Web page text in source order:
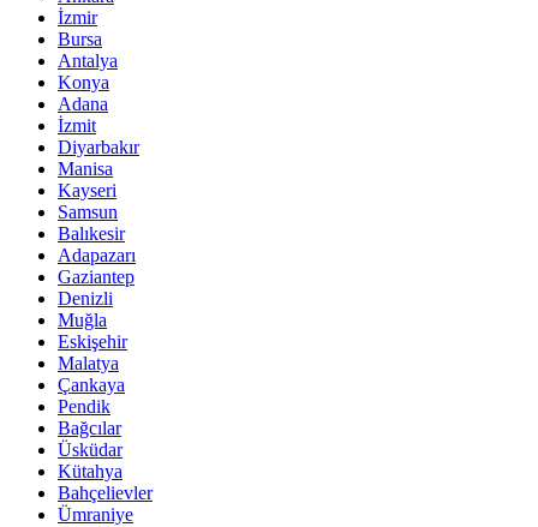
İzmir
Bursa
Antalya
Konya
Adana
İzmit
Diyarbakır
Manisa
Kayseri
Samsun
Balıkesir
Adapazarı
Gaziantep
Denizli
Muğla
Eskişehir
Malatya
Çankaya
Pendik
Bağcılar
Üsküdar
Kütahya
Bahçelievler
Ümraniye